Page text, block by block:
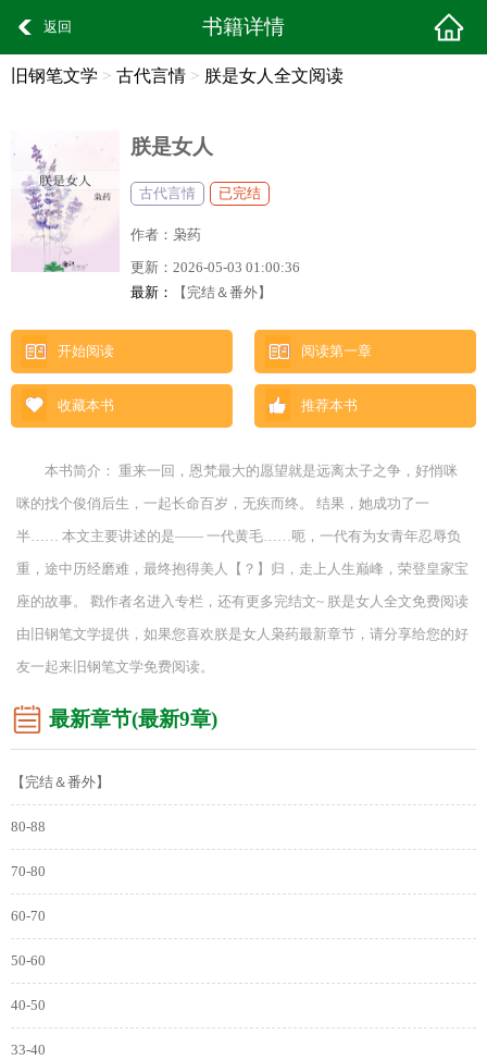
返回 书籍详情
旧钢笔文学 > 古代言情 > 朕是女人全文阅读
朕是女人
古代言情 已完结
作者： 枭药
更新： 2026-05-03 01:00:36
最新：
【完结＆番外】
开始阅读 阅读第一章
收藏本书 推荐本书
本书简介： 重来一回，恩梵最大的愿望就是远离太子之争，好悄咪
咪的找个俊俏后生，一起长命百岁，无疾而终。 结果，她成功了一
半…… 本文主要讲述的是—— 一代黄毛……呃，一代有为女青年忍辱负
重，途中历经磨难，最终抱得美人【？】归，走上人生巅峰，荣登皇家宝
座的故事。 戳作者名进入专栏，还有更多完结文~ 朕是女人全文免费阅读
由旧钢笔文学提供，如果您喜欢朕是女人枭药最新章节，请分享给您的好
友一起来旧钢笔文学免费阅读。
最新章节(最新9章)
【完结＆番外】
80-88
70-80
60-70
50-60
40-50
33-40